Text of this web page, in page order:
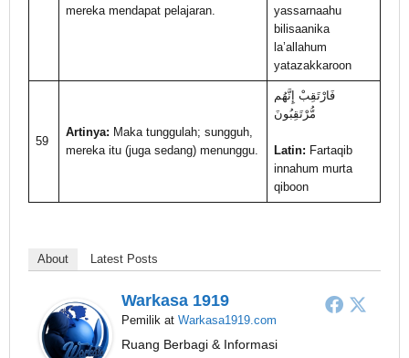
mereka mendapat pelajaran.
yassarnaahu
bilisaanika
la’allahum
yatazakkaroon
59
Artinya: Maka tunggulah; sungguh,
mereka itu (juga sedang) menunggu.
فَارْتَقِبْ إِنَّهُم
مُّرْتَقِبُونَ
Latin: Fartaqib
innahum murta
qiboon
About Latest Posts
Warkasa 1919
Pemilik at Warkasa1919.com
Ruang Berbagi & Informasi